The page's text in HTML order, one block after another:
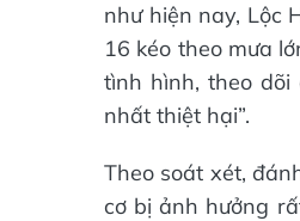
như hiện nay, Lộc
16 kéo theo mưa
tình hình, theo
nhất thiệt hại”.
Theo soát xét,
cơ bị ảnh hưởng